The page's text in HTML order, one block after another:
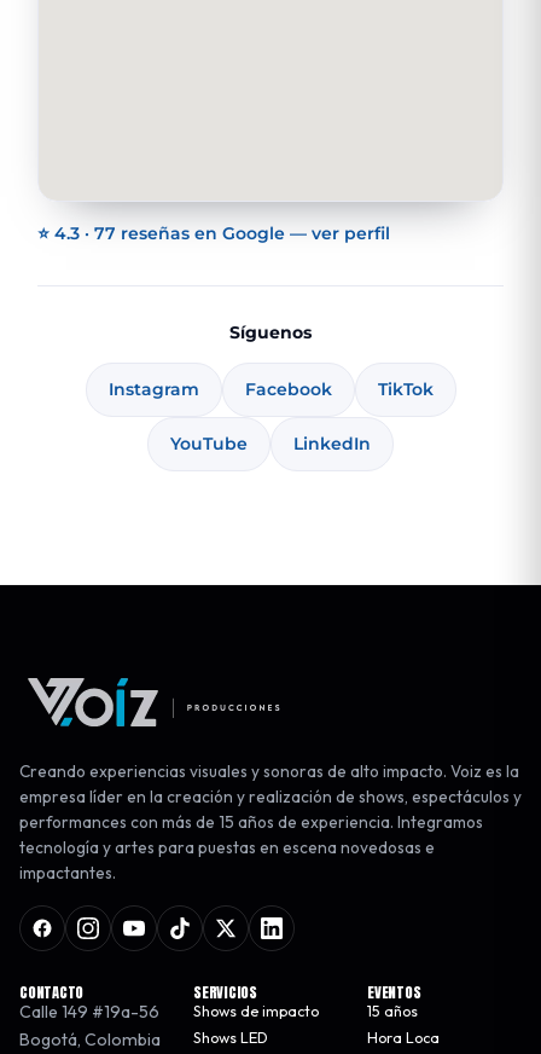
⭐ 4.3 · 77 reseñas en Google — ver perfil
Síguenos
Instagram Facebook TikTok
YouTube LinkedIn
Creando experiencias visuales y sonoras de alto impacto. Voiz es la
empresa líder en la creación y realización de shows, espectáculos y
performances con más de 15 años de experiencia. Integramos
tecnología y artes para puestas en escena novedosas e
impactantes.
CONTACTO
Calle 149 #19a-56
Bogotá, Colombia
SERVICIOS
Shows de impacto
Shows LED
EVENTOS
15 años
Hora Loca